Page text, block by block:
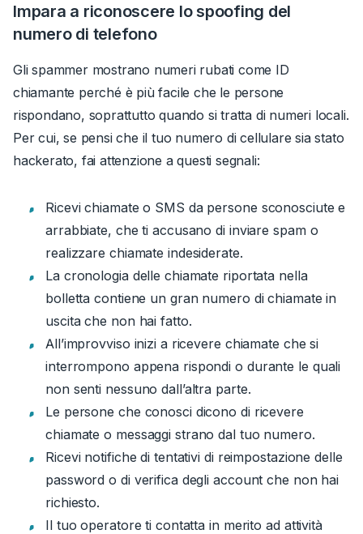
Impara a riconoscere lo spoofing del
numero di telefono
Gli spammer mostrano numeri rubati come ID
chiamante perché è più facile che le persone
rispondano, soprattutto quando si tratta di numeri locali.
Per cui, se pensi che il tuo numero di cellulare sia stato
hackerato, fai attenzione a questi segnali:
Ricevi chiamate o SMS da persone sconosciute e
arrabbiate, che ti accusano di inviare spam o
realizzare chiamate indesiderate.
La cronologia delle chiamate riportata nella
bolletta contiene un gran numero di chiamate in
uscita che non hai fatto.
All’improvviso inizi a ricevere chiamate che si
interrompono appena rispondi o durante le quali
non senti nessuno dall’altra parte.
Le persone che conosci dicono di ricevere
chiamate o messaggi strano dal tuo numero.
Ricevi notifiche di tentativi di reimpostazione delle
password o di verifica degli account che non hai
richiesto.
Il tuo operatore ti contatta in merito ad attività